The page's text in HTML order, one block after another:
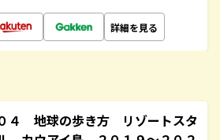
詳細を見る
４ 地球の歩き方 リゾートスタ